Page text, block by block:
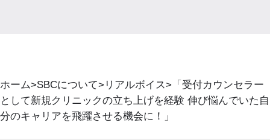
ホーム SBCについて リアルボイス
「受付カウンセラー
として新規クリニックの立ち上げを経験 伸び悩んでいた自
分のキャリアを飛躍させる機会に！」